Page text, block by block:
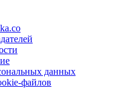
данных
файлов